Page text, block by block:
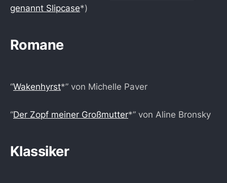
genannt Slipcase*)
Romane
“Wakenhyrst*” von Michelle Paver
“Der Zopf meiner Großmutter*” von Aline Bronsky
Klassiker